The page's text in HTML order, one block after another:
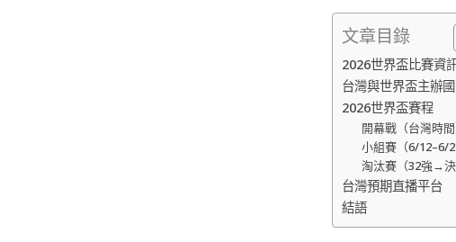
文章目錄
2026世界盃比賽資
台灣與世界盃主辦
2026世界盃賽程
開幕戰（台灣時間
小組賽（6/12–6/
淘汰賽（32強→決
台灣預期直播平台
結語